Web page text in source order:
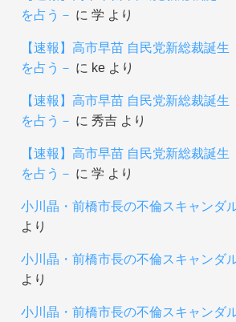
を占う－ に 学 より
【速報】高市早苗 自民党新総裁誕
を占う－ に keより
【速報】高市早苗 自民党新総裁誕
を占う－ に 秀吉より
【速報】高市早苗 自民党新総裁誕
を占う－ に 学 より
小川晶・前橋市長の不倫スキャンダ
より
小川晶・前橋市長の不倫スキャンダ
より
小川晶・前橋市長の不倫スキャンダ